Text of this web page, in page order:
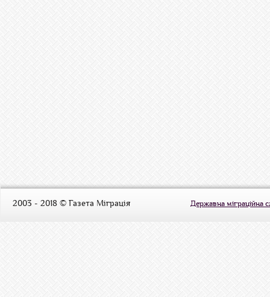
2003 - 2018 © Газета Міграція Державна міграційна